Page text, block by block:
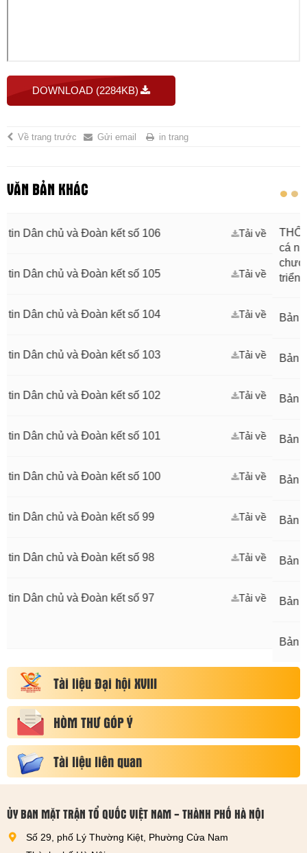
DOWNLOAD (2284KB)
Về trang trước Gửi email in trang
VĂN BẢN KHÁC
kết số 106 Tải về
kết số 105 Tải về
kết số 104 Tải về
kết số 103 Tải về
kết số 102 Tải về
kết số 101 Tải về
kết số 100 Tải về
kết số 99 Tải về
kết số 98 Tải về
kết số 97 Tải về
THÔNG BÁO Về việc
cá nhân dự kiến đề
chương “Vì sự nghiệp
triển Thủ đô Hà Nội"
Bản tin Dân chủ và
Bản tin Dân chủ và
Bản tin Dân chủ và
Bản tin Dân chủ và
Bản tin Dân chủ và
Bản tin Dân chủ và
Bản tin Dân chủ và
Bản tin Dân chủ và
Bản tin Dân chủ và
Tài liệu Đại hội XVIII
HÒM THƯ GÓP Ý
Tài liệu liên quan
ỦY BAN MẶT TRẬN TỔ QUỐC VIỆT NAM - THÀNH PHỐ HÀ NỘI
Số 29, phố Lý Thường Kiệt, Phường Cửa Nam